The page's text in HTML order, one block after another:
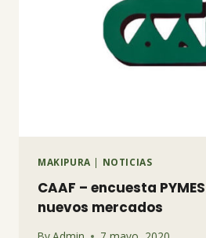
MAKIPURA | NOTICIAS
CAAF – encuesta
nuevos mercados